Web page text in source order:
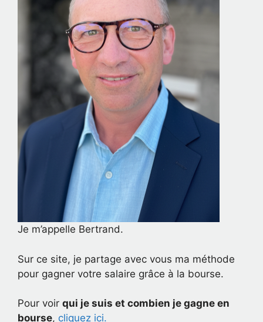
Je m’appelle Bertrand.
Sur ce site, je partage avec vous ma méthode
pour gagner votre salaire grâce à la bourse.
Pour voir qui je suis et combien je gagne en
bourse, cliquez ici.